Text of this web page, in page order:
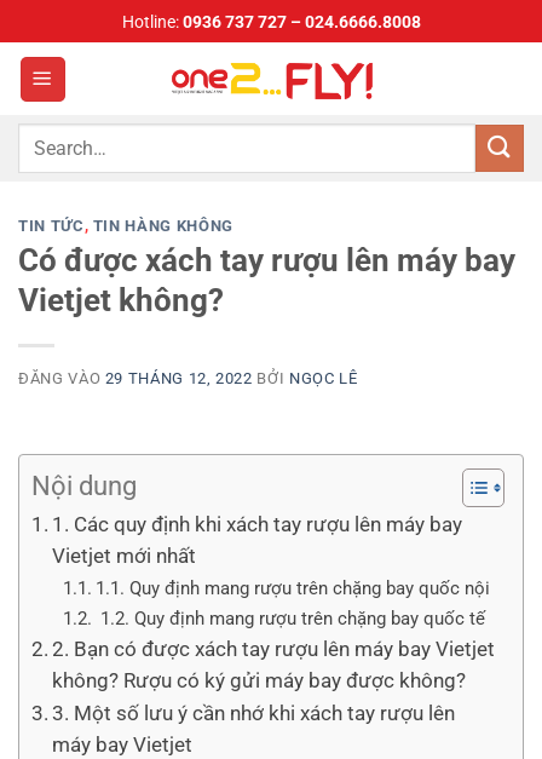
qua
dung
Hotline: 0936 737 727 – 024.6666.8008
TIN TỨC, TIN HÀNG KHÔNG
Có được xách tay rượu lên máy bay
Vietjet không?
ĐĂNG VÀO 29 THÁNG 12, 2022 BỞI NGỌC LÊ
Nội dung
1. Các quy định khi xách tay rượu lên máy bay
Vietjet mới nhất
1.1. Quy định mang rượu trên chặng bay quốc nội
1.2. Quy định mang rượu trên chặng bay quốc tế
2. Bạn có được xách tay rượu lên máy bay Vietjet
không? Rượu có ký gửi máy bay được không?
3. Một số lưu ý cần nhớ khi xách tay rượu lên
máy bay Vietjet